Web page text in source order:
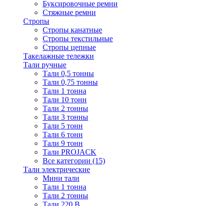
Буксировочные ремни
Стяжные ремни
Стропы
Стропы канатные
Стропы текстильные
Стропы цепные
Такелажные тележки
Тали ручные
Тали 0,5 тонны
Тали 0,75 тонны
Тали 1 тонна
Тали 10 тонн
Тали 2 тонны
Тали 3 тонны
Тали 5 тонн
Тали 6 тонн
Тали 9 тонн
Тали PROJACK
Все категории (15)
Тали электрические
Мини тали
Тали 1 тонна
Тали 2 тонны
Тали 220 В